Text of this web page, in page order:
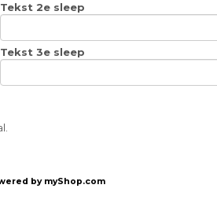
Tekst 2e sleep
Tekst 3e sleep
by myShop.com